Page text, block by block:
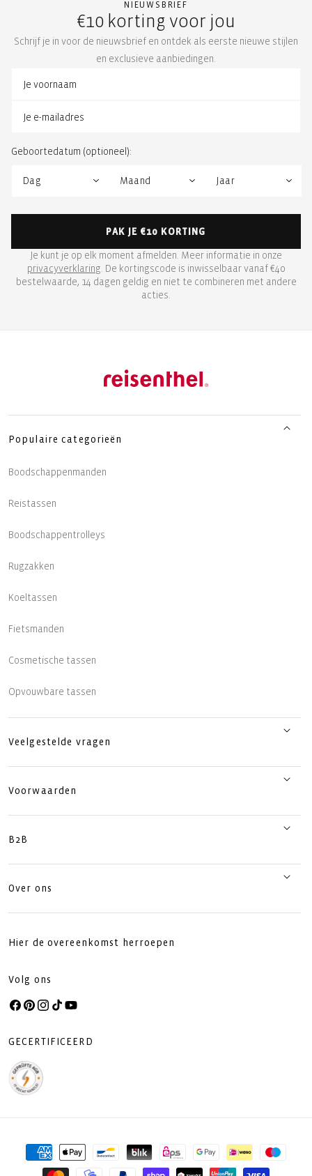
NIEUWSBRIEF
€10 korting voor jou
Schrijf je in voor de nieuwsbrief en ontdek als eerste nieuwe stijlen
en exclusieve aanbiedingen.
Geboortedatum (optioneel):
PAK JE €10 KORTING
Je kunt je op elk moment afmelden. Meer informatie in onze
privacyverklaring. De kortingscode is inwisselbaar vanaf €40
bestelwaarde, 14 dagen geldig en niet te combineren met andere
acties.
Populaire categorieën
Boodschappenmanden
Reistassen
Boodschappentrolleys
Rugzakken
Koeltassen
Fietsmanden
Cosmetische tassen
Opvouwbare tassen
Veelgestelde vragen
Voorwaarden
B2B
Over ons
Hier de overeenkomst herroepen
Volg ons
Facebook
Pinterest
Instagram
TikTokYouTube
GECERTIFICEERD
Betaalmethoden